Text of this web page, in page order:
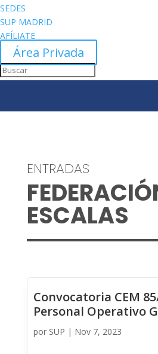
SEDES
SUP MADRID
AFÍLIATE
Área Privada
ENTRADAS
ESCALAS
Convocatoria CEM
Personal Operativo
por SUP | Nov 7, 2023